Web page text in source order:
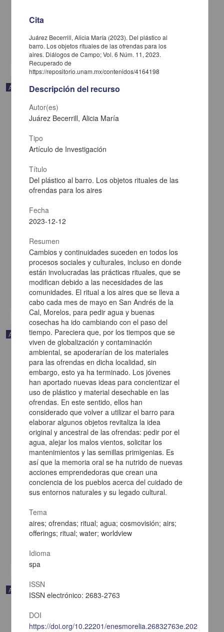
2024-12-09
Artículo
Costa”
Corte, José F. - Escuela Nacional de Estudios Superiores Unidad
Morelia, UNAM
2024-12-07
Artes y Humanidades
Artículo
Raúl Eduardo González (glosas) y Alec Demspter (grabados). Si
preguntan quién cantó… Glosas de cantadores de la región de los
Tuxtlas.
Cuéllar Escamilla, Donají - Escuela Nacional de Estudios
Superiores Unidad Morelia, UNAM
2024-12-07
Artes y Humanidades
Artículo
Cita
Juárez Becerrill, Alicia María (2023). Del plástico al
barro. Los objetos rituales de las ofrendas para los
aires. Diálogos de Campo; Vol. 6 Núm. 11, 2023.
Recuperado de
https://repositorio.unam.mx/contenidos/4164198
Descripción del recurso
Autor(es)
Juárez Becerrill, Alicia María
Tipo
Artículo de Investigación
Título
Del plástico al barro. Los objetos rituales de las
ofrendas para los aires
Fecha
2023-12-12
Resumen
Cambios y continuidades suceden en todos los
procesos sociales y culturales, incluso en donde
están involucradas las prácticas rituales, que se
modifican debido a las necesidades de las
comunidades. El ritual a los aires que se lleva a
cabo cada mes de mayo en San Andrés de la
Cal, Morelos, para pedir agua y buenas
cosechas ha ido cambiando con el paso del
tiempo. Pareciera que, por los tiempos que se
viven de globalización y contaminación
ambiental, se apoderarían de los materiales
para las ofrendas en dicha localidad, sin
embargo, esto ya ha terminado. Los jóvenes
han aportado nuevas ideas para concientizar el
uso de plástico y material desechable en las
ofrendas. En este sentido, ellos han
considerado que volver a utilizar el barro para
elaborar algunos objetos revitaliza la idea
original y ancestral de las ofrendas: pedir por el
agua, alejar los malos vientos, solicitar los
mantenimientos y las semillas primigenias. Es
así que la memoria oral se ha nutrido de nuevas
acciones emprendedoras que crean una
conciencia de los pueblos acerca del cuidado de
sus entornos naturales y su legado cultural.
Tema
aires; ofrendas; ritual; agua; cosmovisión; airs;
offerings; ritual; water; worldview
Idioma
spa
ISSN
ISSN electrónico: 2683-2763
DOI
https://doi.org/10.22201/